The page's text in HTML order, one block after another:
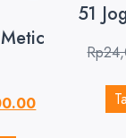
51
Rp